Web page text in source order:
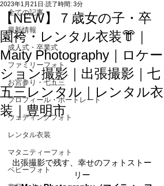
全ての記事
最新情報
成人式・卒業式
ファミリーフォト
お宮参り・七五三
プロフィール・ポートレート
ウェディングフォト
レンタル衣装
マタニティーフォト
ベビーフォト
【NEW】７歳女の子・卒
園袴・レンタル衣装👘｜
Maity Photography｜ロケー
ション撮影｜出張撮影｜七
五三レンタル｜レンタル衣
装｜豊明市
2023年1月21日 読了時間: 3分
出張撮影で残す、幸せのフォトストー
リー